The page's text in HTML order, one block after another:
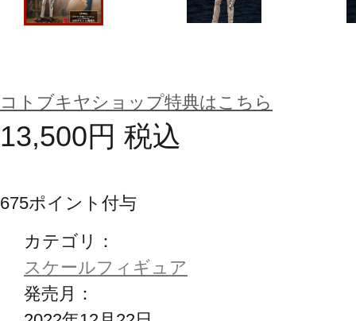
コトブキヤショップ特典はこちら
13,500円 税込
675ポイント付与
カテゴリ：
スケールフィギュア
発売月：